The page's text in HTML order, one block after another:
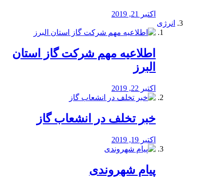
اکتبر 21, 2019
انرژی
️اطلاعیه مهم شرکت گاز استان
البرز
اکتبر 22, 2019
خبر تخلف در انشعاب گاز
اکتبر 19, 2019
پیام شهروندی